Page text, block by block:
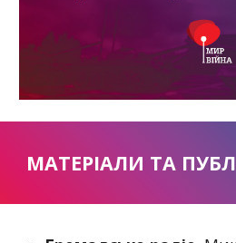
МАТЕРІАЛИ ТА